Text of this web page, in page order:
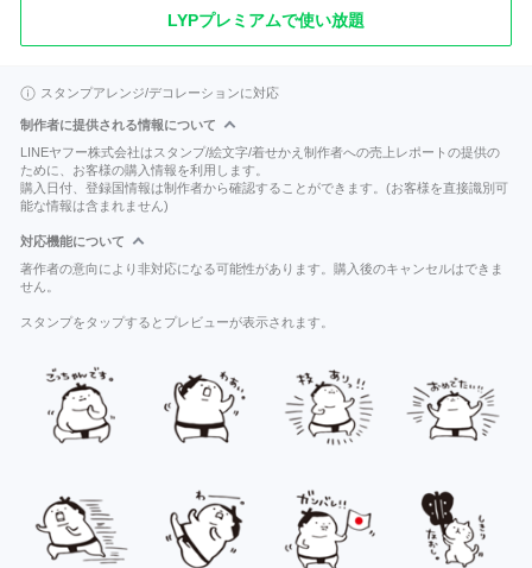
LYPプレミアムで使い放題
スタンプアレンジ/デコレーションに対応
制作者に提供される情報について
LINEヤフー株式会社はスタンプ/絵文字/着せかえ制作者への売上レポートの提供の
ために、お客様の購入情報を利用します。
購入日付、登録国情報は制作者から確認することができます。(お客様を直接識別可
能な情報は含まれません)
対応機能について
著作者の意向により非対応になる可能性があります。購入後のキャンセルはできま
せん。
スタンプをタップするとプレビューが表示されます。